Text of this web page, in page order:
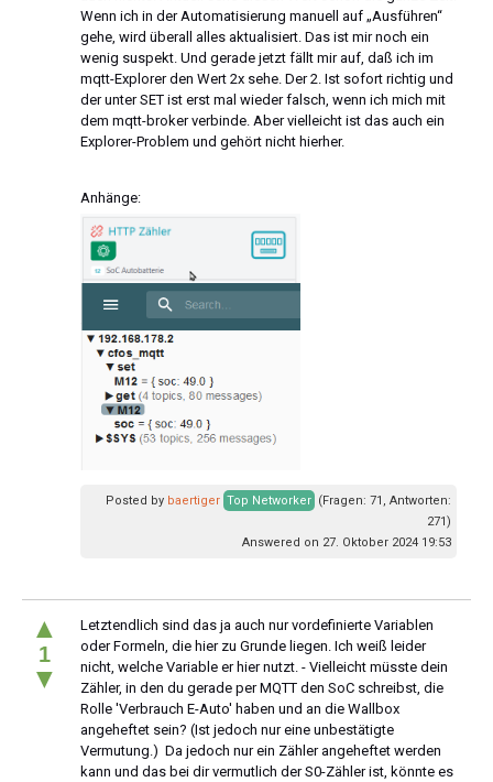
Wenn ich in der Automatisierung manuell auf „Ausführen“
gehe, wird überall alles aktualisiert. Das ist mir noch ein
wenig suspekt. Und gerade jetzt fällt mir auf, daß ich im
mqtt-Explorer den Wert 2x sehe. Der 2. Ist sofort richtig und
der unter SET ist erst mal wieder falsch, wenn ich mich mit
dem mqtt-broker verbinde. Aber vielleicht ist das auch ein
Explorer-Problem und gehört nicht hierher.
Anhänge:
Posted by baertiger Top Networker (Fragen: 71, Antworten:
271)
Answered on 27. Oktober 2024 19:53
▲
1
▼
Letztendlich sind das ja auch nur vordefinierte Variablen
oder Formeln, die hier zu Grunde liegen. Ich weiß leider
nicht, welche Variable er hier nutzt. - Vielleicht müsste dein
Zähler, in den du gerade per MQTT den SoC schreibst, die
Rolle 'Verbrauch E-Auto' haben und an die Wallbox
angeheftet sein? (Ist jedoch nur eine unbestätigte
Vermutung.) Da jedoch nur ein Zähler angeheftet werden
kann und das bei dir vermutlich der S0-Zähler ist, könnte es